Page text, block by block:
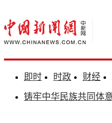
即时 时政 财经
铸牢中华民族共同体